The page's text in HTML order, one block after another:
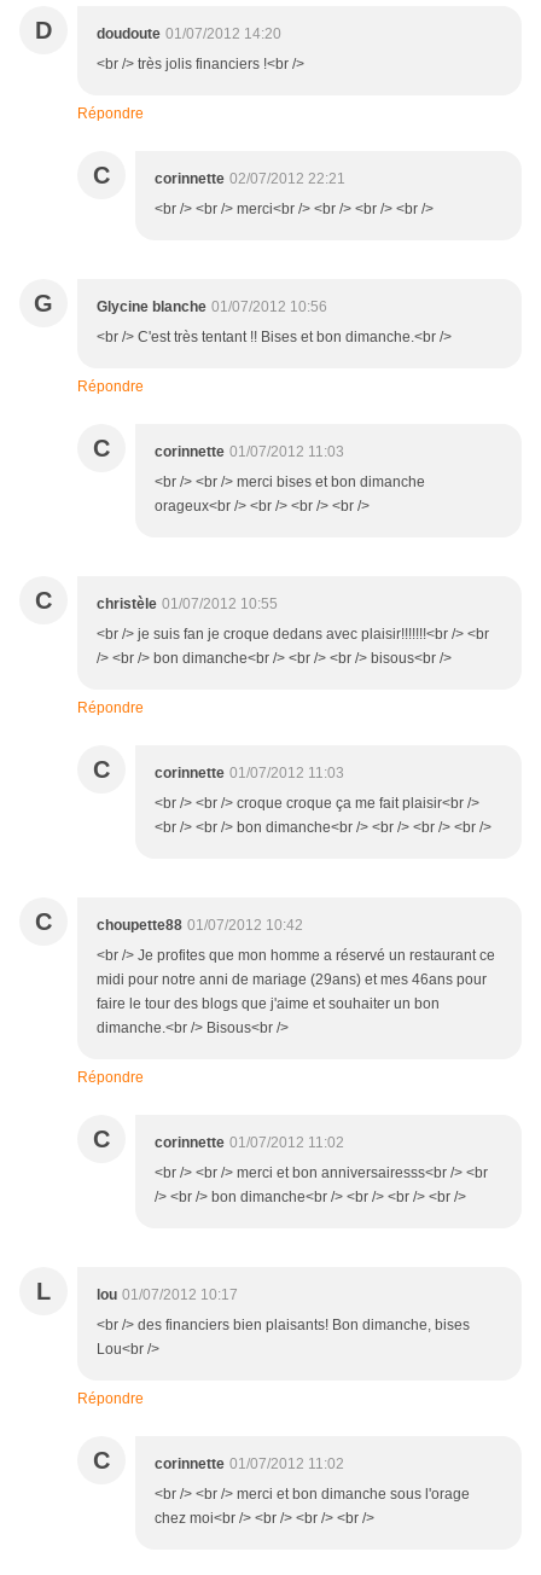
D doudoute 01/07/2012 14:20
<br /> très jolis financiers !<br />
Répondre
C corinnette 02/07/2012 22:21
<br /> <br /> merci<br /> <br /> <br /> <br />
G Glycine blanche 01/07/2012 10:56
<br /> C'est très tentant !! Bises et bon dimanche.<br />
Répondre
C corinnette 01/07/2012 11:03
<br /> <br /> merci bises et bon dimanche
orageux<br /> <br /> <br /> <br />
C christèle 01/07/2012 10:55
<br /> je suis fan je croque dedans avec plaisir!!!!!!!<br /> <br
/> <br /> bon dimanche<br /> <br /> <br /> bisous<br />
Répondre
C corinnette 01/07/2012 11:03
<br /> <br /> croque croque ça me fait plaisir<br />
<br /> <br /> bon dimanche<br /> <br /> <br /> <br />
C choupette88 01/07/2012 10:42
<br /> Je profites que mon homme a réservé un restaurant ce
midi pour notre anni de mariage (29ans) et mes 46ans pour
faire le tour des blogs que j'aime et souhaiter un bon
dimanche.<br /> Bisous<br />
Répondre
C corinnette 01/07/2012 11:02
<br /> <br /> merci et bon anniversairesss<br /> <br
/> <br /> bon dimanche<br /> <br /> <br /> <br />
L lou 01/07/2012 10:17
<br /> des financiers bien plaisants! Bon dimanche, bises
Lou<br />
Répondre
C corinnette 01/07/2012 11:02
<br /> <br /> merci et bon dimanche sous l'orage
chez moi<br /> <br /> <br /> <br />